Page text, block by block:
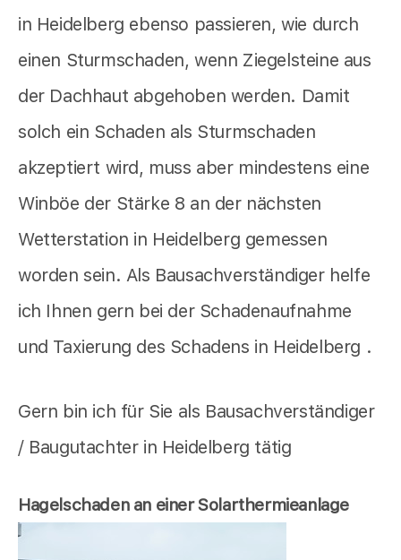
in Heidelberg ebenso passieren, wie durch
einen Sturmschaden, wenn Ziegelsteine aus
der Dachhaut abgehoben werden. Damit
solch ein Schaden als Sturmschaden
akzeptiert wird, muss aber mindestens eine
Winböe der Stärke 8 an der nächsten
Wetterstation in Heidelberg gemessen
worden sein. Als Bausachverständiger helfe
ich Ihnen gern bei der Schadenaufnahme
und Taxierung des Schadens in Heidelberg .
Gern bin ich für Sie als Bausachverständiger
/ Baugutachter in Heidelberg tätig
Hagelschaden an einer Solarthermieanlage